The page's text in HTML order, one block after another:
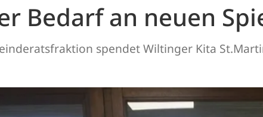
Bedarf an neuen
spendet Wiltinger Kita